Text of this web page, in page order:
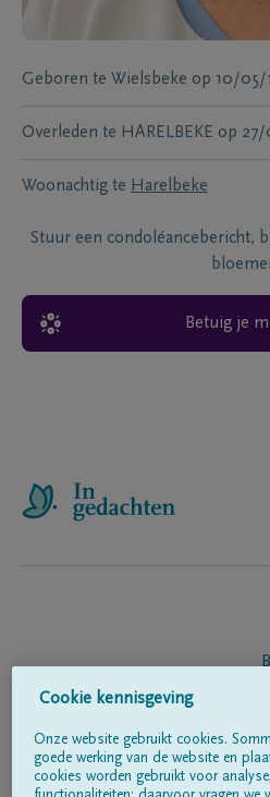
Geboren te Wielsbeke op 10/05/
Overleden te HARELBEKE op
Woonachtig te Harelbeke
Stuur een condoléancebericht,
Betuig je
Volg ons op
Cookie kennisgeving
Onze website gebruikt cookies.
goede werking van de website en
cookies worden gebruikt voor